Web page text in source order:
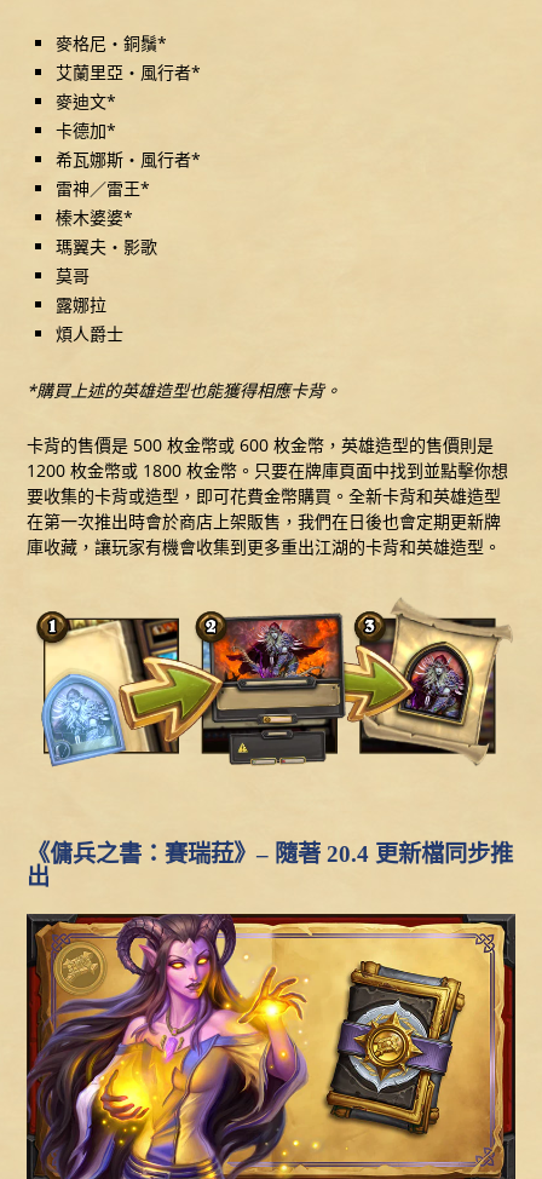
麥格尼‧銅鬚*
艾蘭里亞‧風行者*
麥迪文*
卡德加*
希瓦娜斯‧風行者*
雷神／雷王*
榛木婆婆*
瑪翼夫‧影歌
莫哥
露娜拉
煩人爵士
*購買上述的英雄造型也能獲得相應卡背。
卡背的售價是 500 枚金幣或 600 枚金幣，英雄造型的售價則是
1200 枚金幣或 1800 枚金幣。只要在牌庫頁面中找到並點擊你想
要收集的卡背或造型，即可花費金幣購買。全新卡背和英雄造型
在第一次推出時會於商店上架販售，我們在日後也會定期更新牌
庫收藏，讓玩家有機會收集到更多重出江湖的卡背和英雄造型。
《傭兵之書：賽瑞菈》– 隨著 20.4 更新檔同步推
出